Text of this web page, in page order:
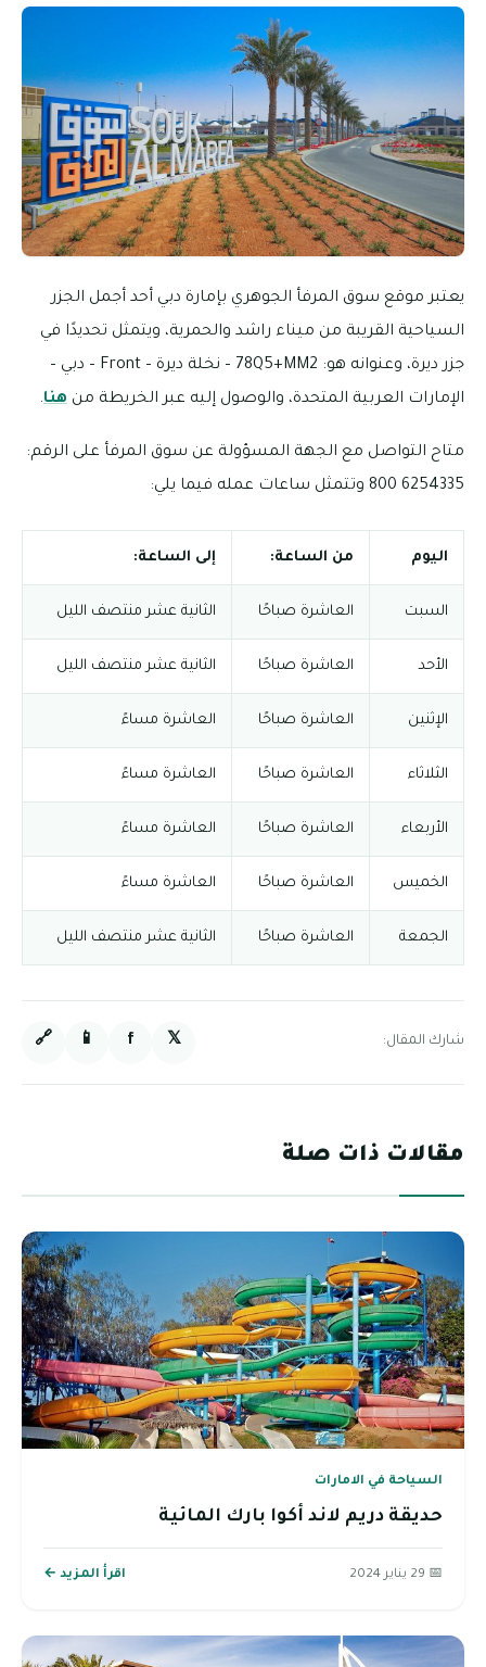
يعتبر موقع سوق المرفأ الجوهري بإمارة دبي أحد أجمل الجزر
السياحية القريبة من ميناء راشد والحمرية، ويتمثل تحديدًا في
جزر ديرة، وعنوانه هو: 78Q5+MM2 – نخلة ديرة – Front – دبي –
الإمارات العربية المتحدة، والوصول إليه عبر الخريطة من هنا.
متاح التواصل مع الجهة المسؤولة عن سوق المرفأ على الرقم:
6254335 800 وتتمثل ساعات عمله فيما يلي:
اليوم من الساعة: إلى الساعة:
السبت العاشرة صباحًا الثانية عشر منتصف الليل
الأحد العاشرة صباحًا الثانية عشر منتصف الليل
الإثنين العاشرة صباحًا العاشرة مساءً
الثلاثاء العاشرة صباحًا العاشرة مساءً
الأربعاء العاشرة صباحًا العاشرة مساءً
الخميس العاشرة صباحًا العاشرة مساءً
الجمعة العاشرة صباحًا الثانية عشر منتصف الليل
شارك المقال: 𝕏
f
📱
🔗
مقالات ذات صلة
السياحة في الامارات
حديقة دريم لاند أكوا بارك المائية
📅 29 يناير 2024 اقرأ المزيد ←